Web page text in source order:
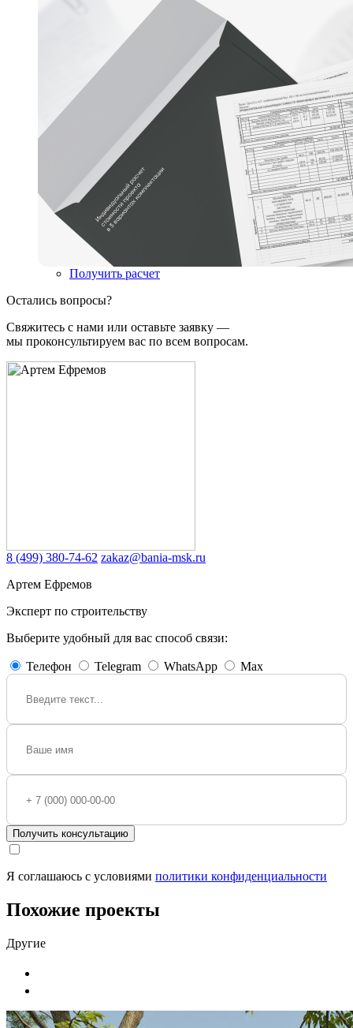
Получить расчет
Остались вопросы?
Свяжитесь с нами или оставьте заявку —
мы проконсультируем вас по всем вопросам.
8 (499) 380-74-62 zakaz@bania-msk.ru
Артем Ефремов
Эксперт по строительству
Выберите удобный для вас способ связи:
Телефон Telegram WhatsApp Max
Получить консультацию
Я соглашаюсь с условиями политики конфиденциальности
Похожие проекты
Другие